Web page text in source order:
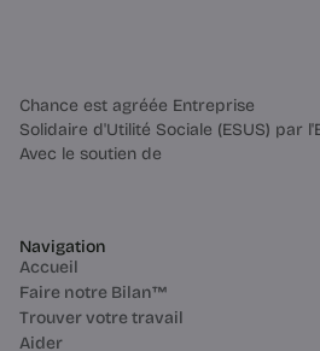
Chance est agréée Entreprise
Solidaire d'Utilité Sociale (ESUS) par
Avec le soutien de
Navigation
Accueil
Faire notre Bilan™
Trouver votre travail
Aider